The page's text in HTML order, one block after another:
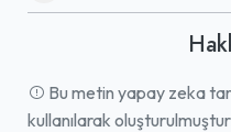
Bu metin yapay zeka
kullanılarak